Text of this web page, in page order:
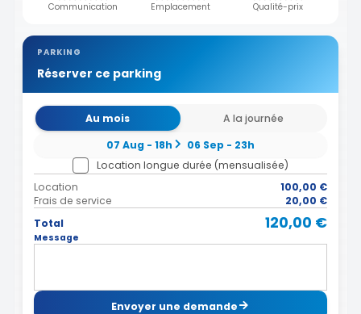
Communication Emplacement Qualité-prix
PARKING
Réserver ce parking
Au mois
A la journée
07 Aug - 18h
06 Sep - 23h
Location longue durée (mensualisée)
Location
100,00 €
Frais de service
20,00 €
Total
120,00 €
Message
Envoyer une demande